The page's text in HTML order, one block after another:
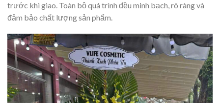
trước khi giao. Toàn bộ quá trình đều minh bạch, rõ ràng và
đảm bảo chất lượng sản phẩm.